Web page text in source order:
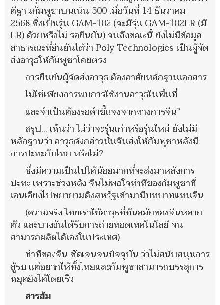
ตีฐานกัมพูชาบนเนิน 500 เมื่อวันที่ 14 ธันวาคม
2568 ซึ่งเป็นรุ่น GAM-102 (จะมีรุ่น GAM-102LR (มี
LR) ด้วยหรือไม่ รอยืนยัน) จนถึงขณะนี้ ยังไม่มีข้อมูล
สาธารณะที่ยืนยันได้ว่า Poly Technologies เป็นผู้จัด
ส่งอาวุธให้กัมพูชาโดยตรง
การยืนยันผู้จัดส่งอาวุธ ต้องอาศัยหลักฐานเอกสาร
ไม่ใช่เพียงการพบการใช้งานอาวุธในพื้นที่
และจำเป็นต้องรอคำชี้แจงจากทางการจีน”
สรุป... เห็นว่า ไม่ว่าจะรุ่นเก่าหรือรุ่นใหม่ ยังไม่มี
หลักฐานว่า อาวุธดังกล่าวนั้นจีนส่งให้กัมพูชาหลังมี
การปะทะกับไทย หรือไม่?
ซึ่งมีความเป็นไปได้น้อยมากที่จะส่งมาหลังการ
ปะทะ เพราะช่วงหลัง จีนไม่พอใจท่าทีของกัมพูชาที่
เอนเอียงไปพยายามดึงสหรัฐเข้ามามีบทบาทแทนจีน
(ความจริง ไทยเราใช้อาวุธที่ทันสมัยของจีนหลาย
ตัว และบางอันได้รับการถ่ายทอดเทคโนโลยี จน
สามารถผลิตได้เองในประเทศ)
ท่าทีของจีน ชัดเจนจนปัจจุบัน ว่าไม่สนับสนุนการ
สู้รบ แต่อยากให้ทั้งไทยและกัมพูชาสามารถบรรลุการ
หยุดยิงได้โดยเร็ว
สารส้ม